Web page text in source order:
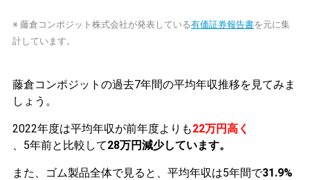
※ 藤倉コンポジット株式会社が発表している有価証券報告書を元に集
計しています。
藤倉コンポジットの過去7年間の平均年収推移を見てみま
しょう。
2022年度は平均年収が前年度よりも22万円高く
、5年前と比較して28万円減少しています。
また、ゴム製品全体で見ると、平均年収は5年間で31.9%